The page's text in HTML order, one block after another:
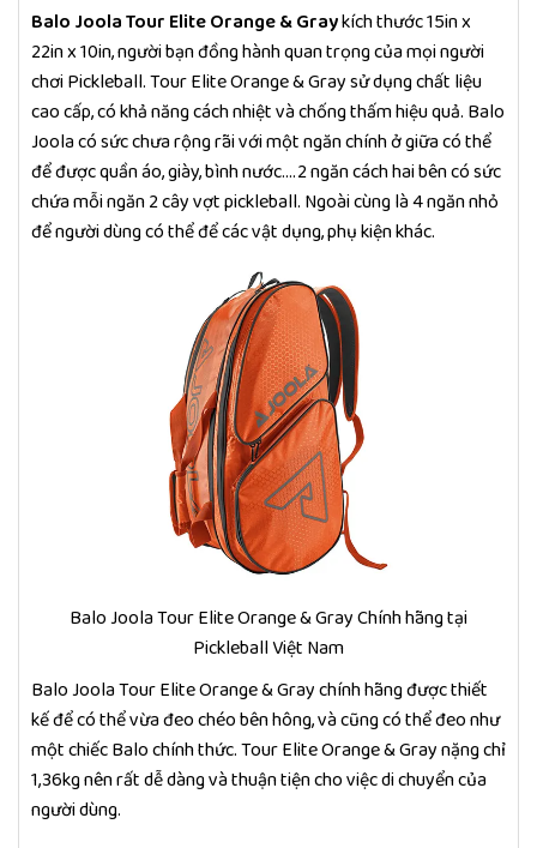
Balo Joola Tour Elite Orange & Graykích thước 15in x
22in x 10in, người bạn đồng hành quan trọng của mọi người
chơi Pickleball. Tour Elite Orange & Gray sử dụng chất liệu
cao cấp, có khả năng cách nhiệt và chống thấm hiệu quả. Balo
Joola có sức chưa rộng rãi với một ngăn chính ở giữa có thể
để được quần áo, giày, bình nước....2 ngăn cách hai bên có sức
chứa mỗi ngăn 2 cây vợt pickleball. Ngoài cùng là 4 ngăn nhỏ
để người dùng có thể để các vật dụng, phụ kiện khác.
Balo Joola Tour Elite Orange & Gray Chính hãng tại
Pickleball Việt Nam
Balo Joola Tour Elite Orange & Gray chính hãng được thiết
kế để có thể vừa đeo chéo bên hông, và cũng có thể đeo như
một chiếc Balo chính thức. Tour Elite Orange & Gray nặng chỉ
1,36kg nên rất dễ dàng và thuận tiện cho việc di chuyển của
người dùng.